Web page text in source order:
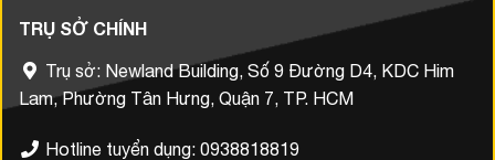
TRỤ SỞ CHÍNH
Trụ sở: Newland Building, Số 9 Đường D4, KDC Him
Lam, Phường Tân Hưng, Quận 7, TP. HCM
Hotline tuyển dụng: 0938818819